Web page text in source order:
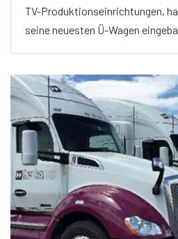
TV-Produktionseinrichtungen,
seine neuesten Ü-Wagen